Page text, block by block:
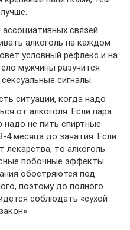
лучше.
связей.
алкоголь на каждом
условный рефлекс и на
мужчины разучится
сигналы.
ситуации, когда надо
от алкоголя. Если пара
надо не пить спиртные
4 месяца до зачатия. Если
лекарства, то алкоголь
побочные эффекты.
обостряются под
поэтому до полного
соблюдать «сухой
закон».